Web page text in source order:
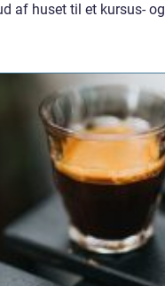
af huset til et kursus- og